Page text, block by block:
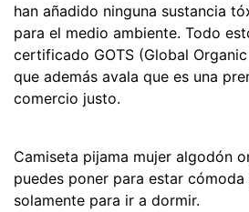
han añadido ninguna sustancia
para el medio ambiente. Todo
certificado GOTS (Global
que además avala que es una
comercio justo.
Camiseta pijama mujer algodón
puedes poner para estar cómoda
solamente para ir a dormir.